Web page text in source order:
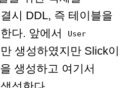
시 DDL, 즉 테이블을
다. 앞에서
User
생성하였지만 Slick이
생성하고 여기서